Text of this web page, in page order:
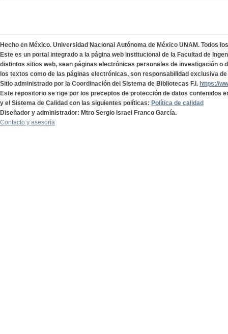
Hecho en México. Universidad Nacional Autónoma de México UNAM. Todos
Este es un portal integrado a la página web institucional de la Facultad de
distintos sitios web, sean páginas electrónicas personales de investigación o
los textos como de las páginas electrónicas, son responsabilidad exclusiva
Sitio administrado por la Coordinación del Sistema de Bibliotecas F.I. https://
Este repositorio se rige por los preceptos de protección de datos contenidos
y el Sistema de Calidad con las siguientes políticas: Política de calidad
Diseñador y administrador: Mtro Sergio Israel Franco García.
Contacto y asesoría